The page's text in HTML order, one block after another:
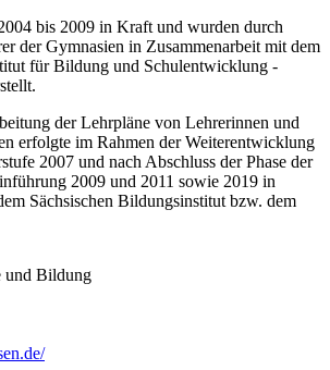
bis 2009 in Kraft und wurden durch
der Gymnasien in Zusammenarbeit mit dem
für Bildung und Schulentwicklung -
der Lehrpläne von Lehrerinnen und
erfolgte im Rahmen der Weiterentwicklung
2007 und nach Abschluss der Phase der
2009 und 2011 sowie 2019 in
Sächsischen Bildungsinstitut bzw. dem
und Bildung